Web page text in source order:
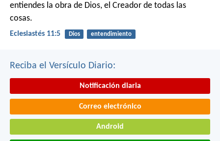
entiendes la obra de Dios, el Creador de todas las
cosas.
Eclesiastés 11:5 Dios entendimiento
Reciba el Versículo Diario:
Notificación diaria
Correo electrónico
Android